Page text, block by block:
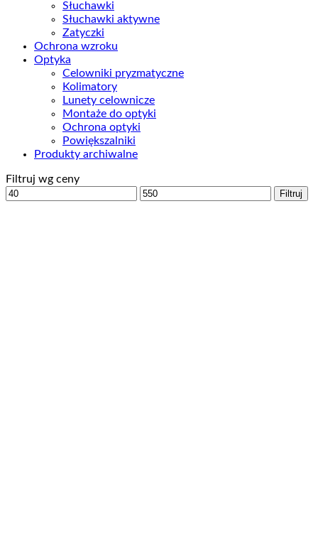
Słuchawki
Słuchawki aktywne
Zatyczki
Ochrona wzroku
Optyka
Celowniki pryzmatyczne
Kolimatory
Lunety celownicze
Montaże do optyki
Ochrona optyki
Powiększalniki
Produkty archiwalne
Filtruj wg ceny
Cena
Cena
Filtruj